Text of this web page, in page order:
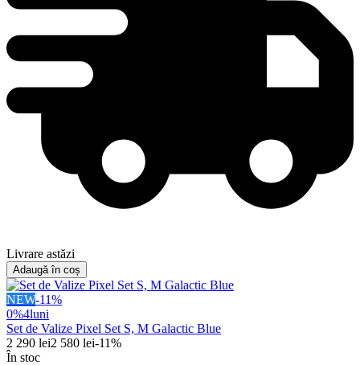
Livrare astăzi
Adaugă în coș
NEW-11%
0%4luni
Set de Valize Pixel Set S, M Galactic Blue
2 290 lei2 580 lei-11%
În stoc